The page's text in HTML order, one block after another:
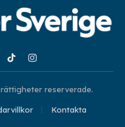
TikTokInstagram
reserverade.
Kontakta